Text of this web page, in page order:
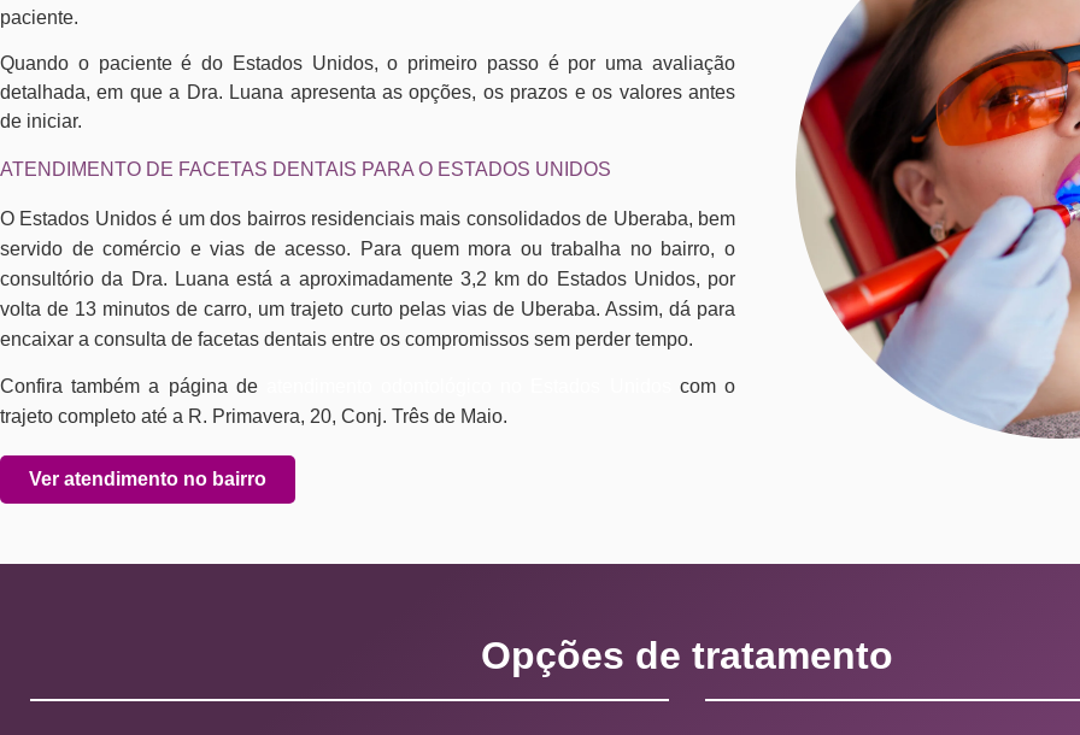
paciente.
Quando o paciente é do Estados Unidos, o primeiro passo é por uma avaliação
detalhada, em que a Dra. Luana apresenta as opções, os prazos e os valores antes
de iniciar.
ATENDIMENTO DE FACETAS DENTAIS PARA O ESTADOS UNIDOS
O Estados Unidos é um dos bairros residenciais mais consolidados de Uberaba, bem
servido de comércio e vias de acesso. Para quem mora ou trabalha no bairro, o
consultório da Dra. Luana está a aproximadamente 3,2 km do Estados Unidos, por
volta de 13 minutos de carro, um trajeto curto pelas vias de Uberaba. Assim, dá para
encaixar a consulta de facetas dentais entre os compromissos sem perder tempo.
Confira também a página de
com o
trajeto completo até a R. Primavera, 20, Conj. Três de Maio.
Ver atendimento no bairro
Opções de tratamento